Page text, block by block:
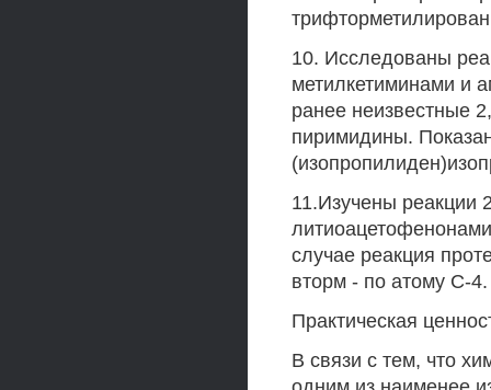
10. Исследованы
метилкетиминами и
ранее неизвестные
пиримидины.
11.Изучены реакции
случае реакция
вторм - по атому С-4.
Практическая
В связи с тем, что